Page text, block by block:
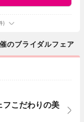
)
ブライダルフェア
フこだわりの美